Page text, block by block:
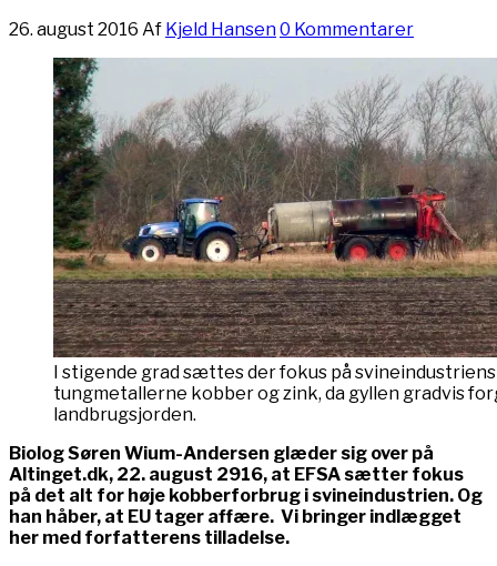
26. august 2016 Af Kjeld Hansen0 Kommentarer
I stigende grad sættes der fokus på
tungmetallerne kobber og zink, da gyllen gradvis
landbrugsjorden.
Biolog Søren Wium-Andersen glæder sig over på
Altinget.dk, 22. august 2916, at EFSA sætter fokus
på det alt for høje kobberforbrug i svineindustrien. Og
han håber, at EU tager affære. Vi bringer indlægget
her med forfatterens tilladelse.